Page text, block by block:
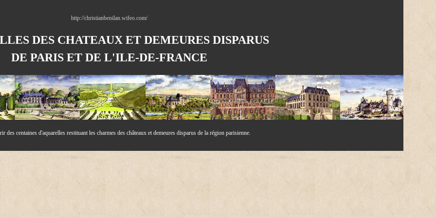
http://christianbenilan.wifeo.com/
DES CHATEAUX ET DEMEURES DISPARUS
DE PARIS ET DE L'ILE-DE-FRANCE
des centaines d'aquarelles restituant les charmes des châteaux et demeures disparus de la région parisienne.